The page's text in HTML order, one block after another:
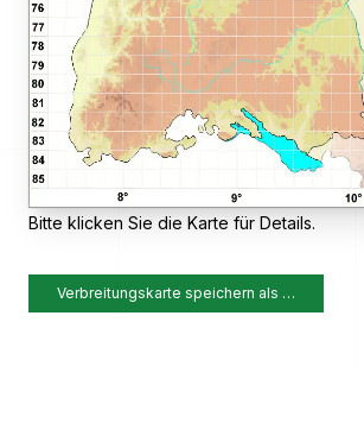
Bitte klicken Sie die Karte für Details.
Verbreitungskarte speichern als …